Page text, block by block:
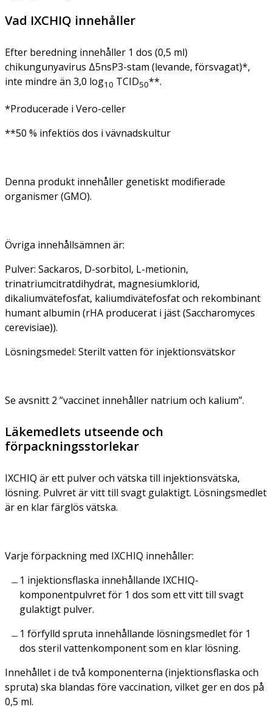
Vad IXCHIQ innehåller
Efter beredning innehåller 1 dos (0,5 ml)
chikungunyavirus Δ5nsP3-stam (levande, försvagat)*,
inte mindre än 3,0 log10 TCID50**.
*Producerade i Vero-celler
**50 % infektiös dos i vävnadskultur
Denna produkt innehåller genetiskt modifierade
organismer (GMO).
Övriga innehållsämnen är:
Pulver: Sackaros, D-sorbitol, L-metionin,
trinatriumcitratdihydrat, magnesiumklorid,
dikaliumvätefosfat, kaliumdivätefosfat och rekombinant
humant albumin (rHA producerat i jäst (Saccharomyces
cerevisiae)).
Lösningsmedel: Sterilt vatten för injektionsvätskor
Se avsnitt 2 ”vaccinet innehåller natrium och kalium”.
Läkemedlets utseende och
förpackningsstorlekar
IXCHIQ är ett pulver och vätska till injektionsvätska,
lösning. Pulvret är vitt till svagt gulaktigt. Lösningsmedlet
är en klar färglös vätska.
Varje förpackning med IXCHIQ innehåller:
1 injektionsflaska innehållande IXCHIQ-
komponentpulvret för 1 dos som ett vitt till svagt
gulaktigt pulver.
1 förfylld spruta innehållande lösningsmedlet för 1
dos steril vattenkomponent som en klar lösning.
Innehållet i de två komponenterna (injektionsflaska och
spruta) ska blandas före vaccination, vilket ger en dos på
0,5 ml.